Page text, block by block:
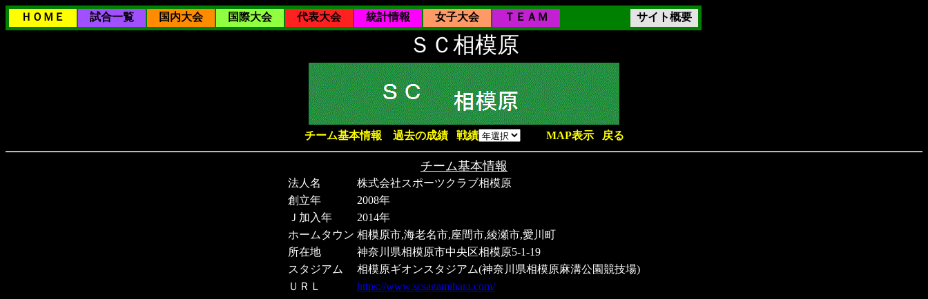
ＨＯＭＥ 試合一覧 国内大会 国際大会 代表大会 統計情報 女子大会 ＴＥＡＭ サイト概要
ＳＣ相模原
チーム基本情報 過去の成績 戦績 MAP表示 戻る
チーム基本情報
法人名
株式会社スポーツクラブ相模原
創立年
2008年
Ｊ加入年
2014年
ホームタウン 相模原市,海老名市,座間市,綾瀬市,愛川町
所在地
神奈川県相模原市中央区相模原5-1-19
スタジアム
相模原ギオンスタジアム(神奈川県相模原麻溝公園競技場)
ＵＲＬ
https://www.scsagamihara.com/